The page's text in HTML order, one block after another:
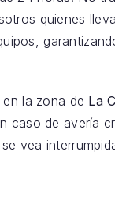
quienes
la zona de La
caso de avería
vea